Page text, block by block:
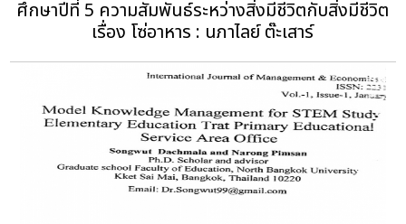
ศึกษาปีที่ 5 ความสัมพันธ์ระหว่างสิ่งมีชีวิตกับสิ่งมีชีวิต
เรื่อง โซ่อาหาร : นภาไลย์ ต๊ะเสาร์